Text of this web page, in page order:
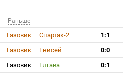
Раньше
Газовик — Спартак-2
1:1
Газовик — Енисей
0:0
Газовик — Елгава
0:1